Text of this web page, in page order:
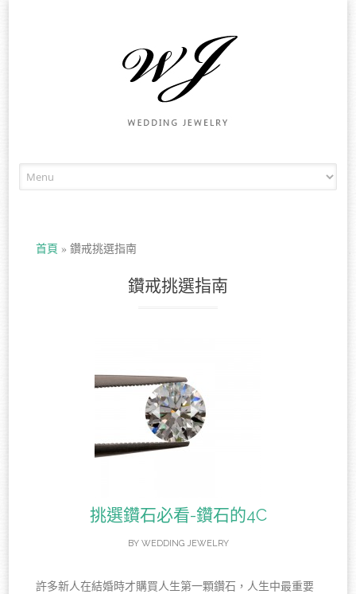
首頁 » 鑽戒挑選指南
鑽戒挑選指南
挑選鑽石必看-鑽石的4C
BY WEDDING JEWELRY
許多新人在結婚時才購買人生第一顆鑽石，人生中最重要